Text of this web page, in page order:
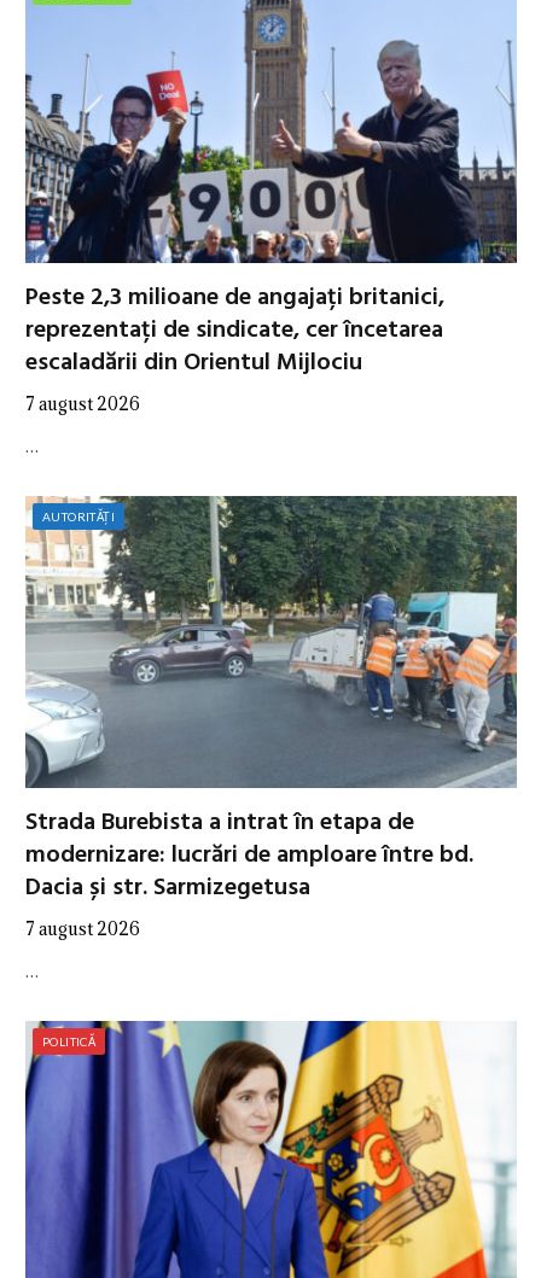
Peste 2,3 milioane de angajați britanici,
reprezentați de sindicate, cer încetarea
escaladării din Orientul Mijlociu
7 august 2026
…
AUTORITĂȚI
Strada Burebista a intrat în etapa de
modernizare: lucrări de amploare între bd.
Dacia și str. Sarmizegetusa
7 august 2026
…
POLITICĂ